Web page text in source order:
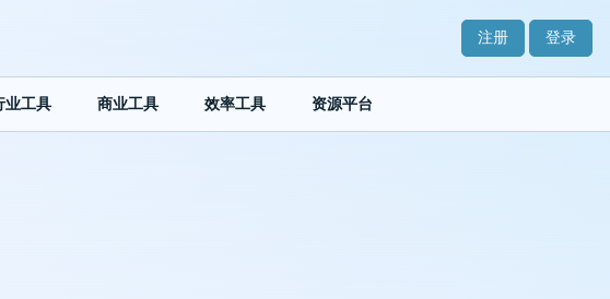
注册 登录
业工具 商业工具 效率工具 资源平台